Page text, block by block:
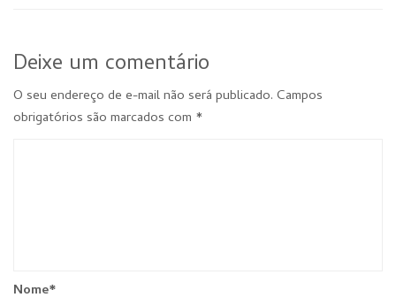
Deixe um comentário
O seu endereço de e-mail não será publicado. Campos
obrigatórios são marcados com *
Nome*